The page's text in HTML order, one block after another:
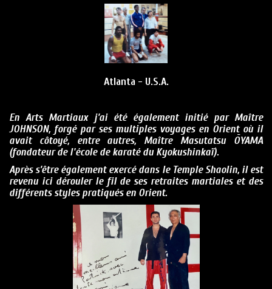
Atlanta - U.S.A.
En Arts Martiaux j’ai été également initié par Maître
JOHNSON, forgé par ses multiples voyages en Orient où il
avait côtoyé, entre autres, Maître Masutatsu ŌYAMA
(fondateur de l'école de karaté du Kyokushinkaï).
Après s’être également exercé dans le Temple Shaolin, il est
revenu ici dérouler le fil de ses retraites martiales et des
différents styles pratiqués en Orient.